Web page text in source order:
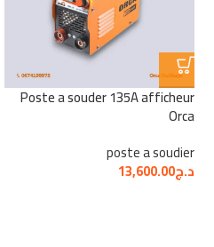
Poste a souder 135A afficheur
Orca
poste a soudier
د.ج13,600.00